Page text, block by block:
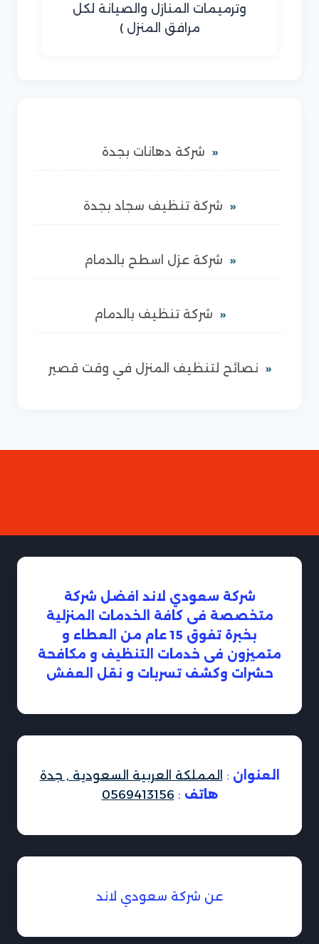
وترميمات المنازل والصيانة لكل
مرافق المنزل )
شركة دهانات بجدة
شركة تنظيف سجاد بجدة
شركة عزل اسطح بالدمام
شركة تنظيف بالدمام
نصائح لتنظيف المنزل في وقت قصير
شركة سعودي لاند افضل شركة
متخصصة فى كافة الخدمات المنزلية
بخبرة تفوق 15 عام من العطاء و
متميزون فى خدمات التنظيف و مكافحة
حشرات وكشف تسربات و نقل العفش
العنوان : المملكة العربية السعودية , جدة
هاتف :
0569413156
عن شركة سعودي لاند